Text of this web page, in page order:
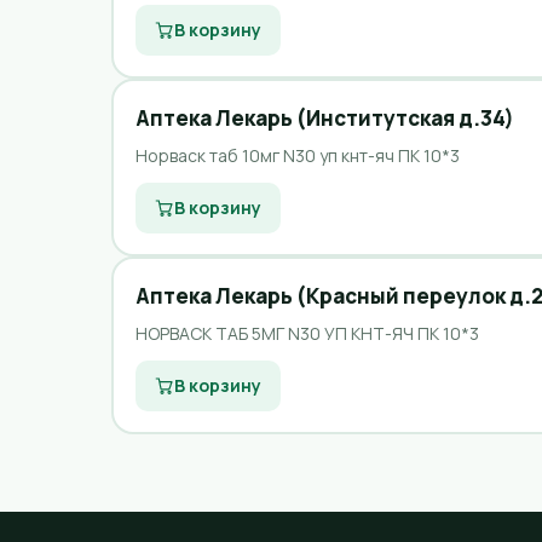
В корзину
Аптека Лекарь (Институтская д.34)
Норваск таб 10мг N30 уп кнт-яч ПК 10*3
В корзину
Аптека Лекарь (Красный переулок
НОРВАСК ТАБ 5МГ N30 УП КНТ-ЯЧ ПК 10*3
В корзину